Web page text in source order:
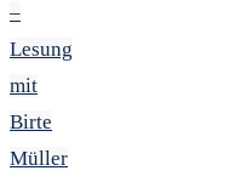
–
Lesung
mit
Birte
Müller